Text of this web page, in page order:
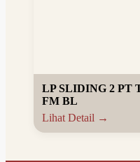
LP SLIDING 2 PT
FM BL
Lihat Detail →